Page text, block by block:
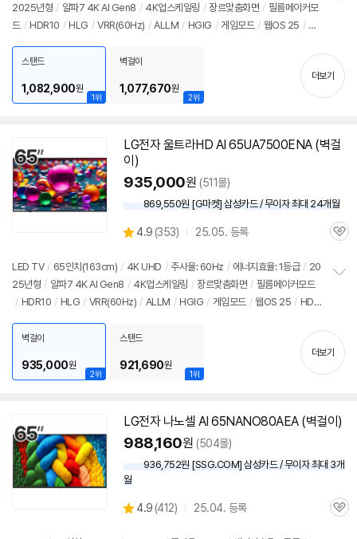
2025년형 / 알파7 4K AI Gen8 / 4K업스케일링 / 장르맞춤화면 / 필름메이커모
드 / HDR10 / HLG / VRR(60Hz) / ALLM / HGIG / 게임모드 / 웹OS 25 / H
기
1위
스탠드
1,082,900원
2위
벽걸이
1,077,670원
더보기
LG전자 울트라HD AI 65UA7500ENA (벽걸
이)
935,000원 (511몰)
869,550원 [G마켓] 삼성카드 / 무이자 최대 24개월
별
4.9 (상
리
뷰
353) 25.05. 등록
관
LED TV / 65인치(163cm) / 4K UHD / 주사율: 60Hz / 에너지효율: 1등급 / 20
25년형 / 알파7 4K AI Gen8 / 4K업스케일링 / 장르맞춤화면 / 필름메이커모드
/ HDR10 / HLG / VRR(60Hz) / ALLM / HGIG / 게임모드 / 웹OS 25 / HD
기
2위
벽걸이
935,000원
1위
스탠드
921,690원
더보기
LG전자 나노셀 AI 65NANO80AEA (벽걸이)
988,160원 (504몰)
936,752원 [SSG.COM] 삼성카드 / 무이자 최대 3개
월
별
4.9 (상
412) 25.04. 등록
관